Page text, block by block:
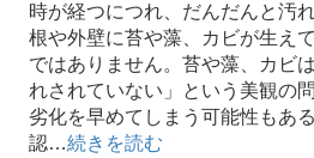
時が経つにつれ、だんだんと汚
根や外壁に苔や藻、カビが生え
ではありません。苔や藻、カビ
れされていない」という美観の
劣化を早めてしまう可能性もあ
認…続きを読む